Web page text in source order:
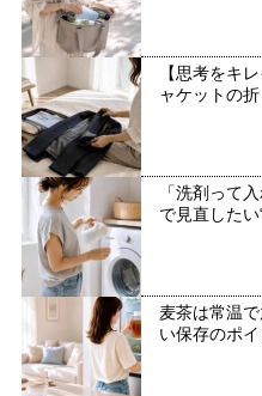
【思考をキ
ャケットの
「洗剤って
で見直した
麦茶は常温
い保存のポ